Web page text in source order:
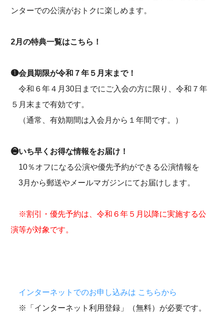
ンターでの公演がおトクに楽しめます。
2月の特典一覧はこちら！
❶会員期限が令和７年５月末まで！
令和６年４月30日までにご入会の方に限り、令和７年
５月末まで有効です。
（通常、有効期間は入会月から１年間です。）
❷いち早くお得な情報をお届け！
10％オフになる公演や優先予約ができる公演情報を
3月から郵送やメールマガジンにてお届けします。
※割引・優先予約は、令和６年５月以降に実施する公
演等が対象です。
インターネットでのお申し込みは こちらから
※「インターネット利用登録」（無料）が必要です。